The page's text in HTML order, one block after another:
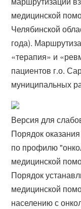
медицинской
Челябинской
года).
«терапия» и
пациентов г.о.
муниципальных
Версия для
Порядок
по профилю
медицинской
Порядок
медицинской
населению с